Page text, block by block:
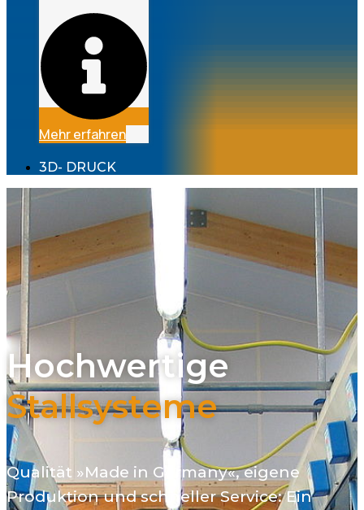
Mehr erfahren
3D- DRUCK
Hochwertige
Stallsysteme
Qualität »Made in Germany«, eigene
Produktion und schneller Service: Ein